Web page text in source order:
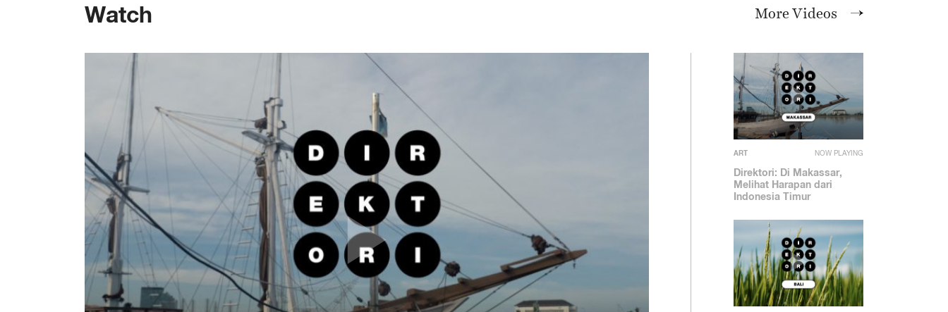
Watch More Videos
ART NOW PLAYING
Direktori: Di Makassar,
Melihat Harapan dari
Indonesia Timur